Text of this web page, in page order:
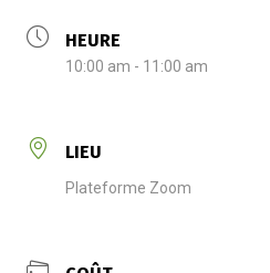
HEURE
10:00 am - 11:00 am
LIEU
Plateforme Zoom